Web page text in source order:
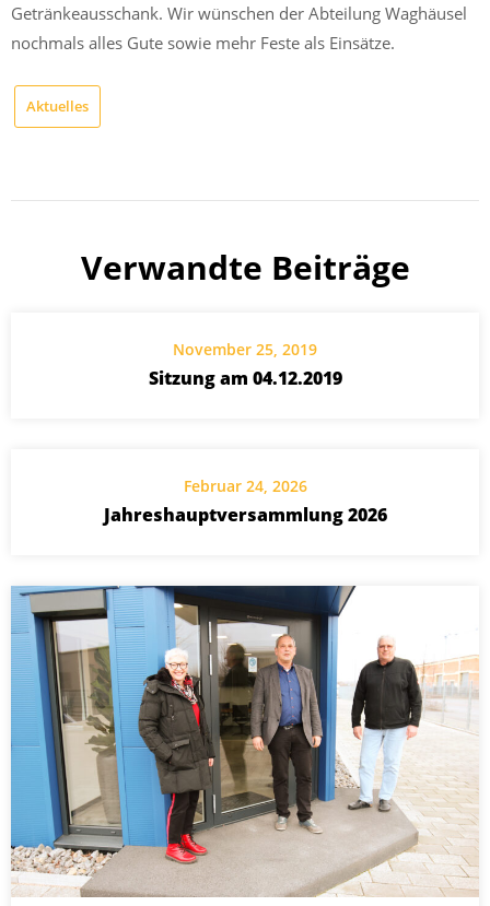
Getränkeausschank. Wir wünschen der Abteilung Waghäusel
nochmals alles Gute sowie mehr Feste als Einsätze.
Aktuelles
Verwandte Beiträge
November 25, 2019
Sitzung am 04.12.2019
Februar 24, 2026
Jahreshauptversammlung 2026